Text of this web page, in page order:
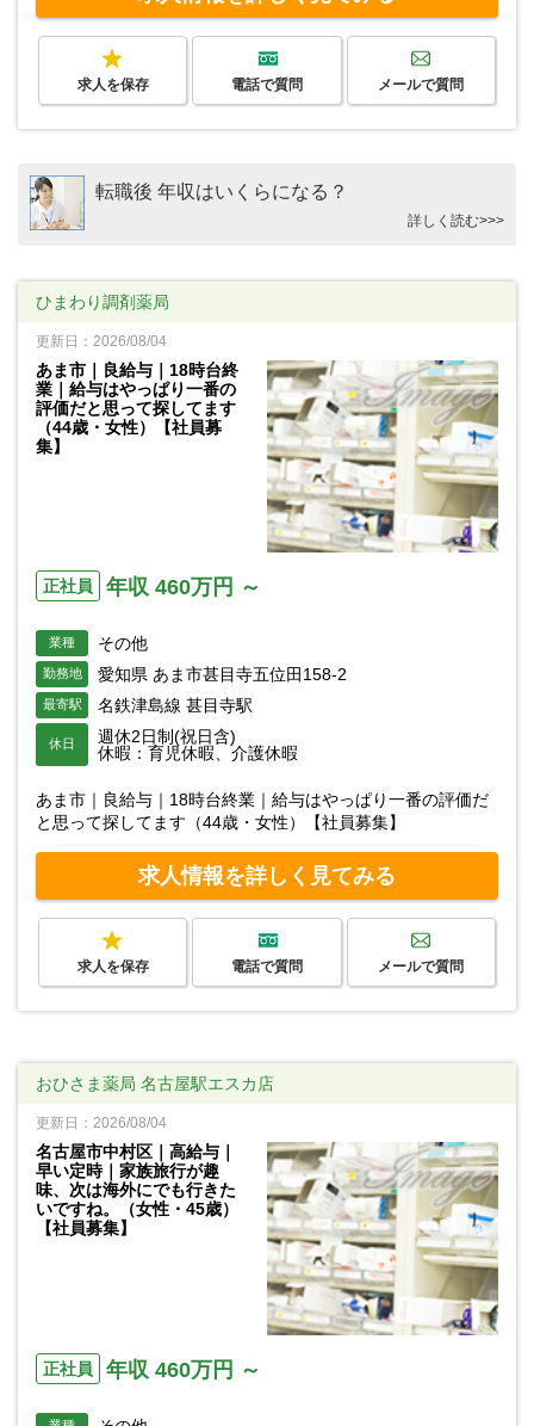
求人を保存 電話で質問 メールで質問
転職後 年収はいくらになる？
詳しく読む>>>
ひまわり調剤薬局
更新日：2026/08/04
あま市｜良給与｜18時台終
業｜給与はやっぱり一番の
評価だと思って探してます
（44歳・女性）【社員募
集】
正社員 年収 460万円 ～
業種 その他
勤務地 愛知県 あま市甚目寺五位田158-2
最寄駅 名鉄津島線 甚目寺駅
休日
週休2日制(祝日含)
休暇：育児休暇、介護休暇
あま市｜良給与｜18時台終業｜給与はやっぱり一番の評価だ
と思って探してます（44歳・女性）【社員募集】
求人情報を詳しく見てみる
求人を保存 電話で質問 メールで質問
おひさま薬局 名古屋駅エスカ店
更新日：2026/08/04
名古屋市中村区｜高給与｜
早い定時｜家族旅行が趣
味、次は海外にでも行きた
いですね。（女性・45歳）
【社員募集】
正社員 年収 460万円 ～